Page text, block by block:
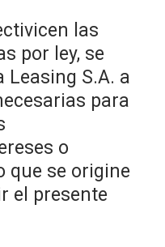
las
por ley, se
S.A. a
para
o
que se origine
el presente